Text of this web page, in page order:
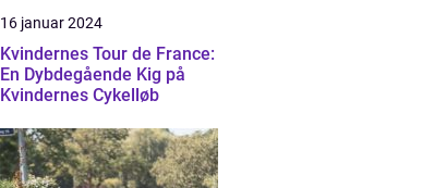
16 januar 2024
Kvindernes Tour de France:
En Dybdegående Kig på
Kvindernes Cykelløb